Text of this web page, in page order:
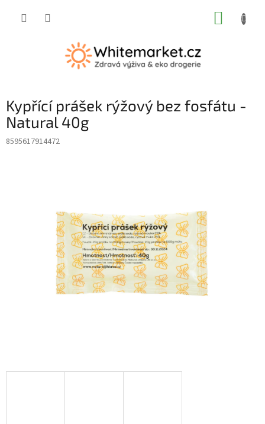
Kypřící prášek rýžový bez fosfátu -
Natural 40g
8595617914472